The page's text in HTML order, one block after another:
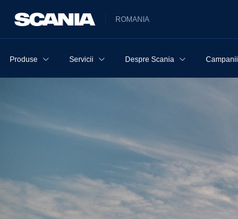
ROMANIA
Produse Servicii Despre Scania Campanii